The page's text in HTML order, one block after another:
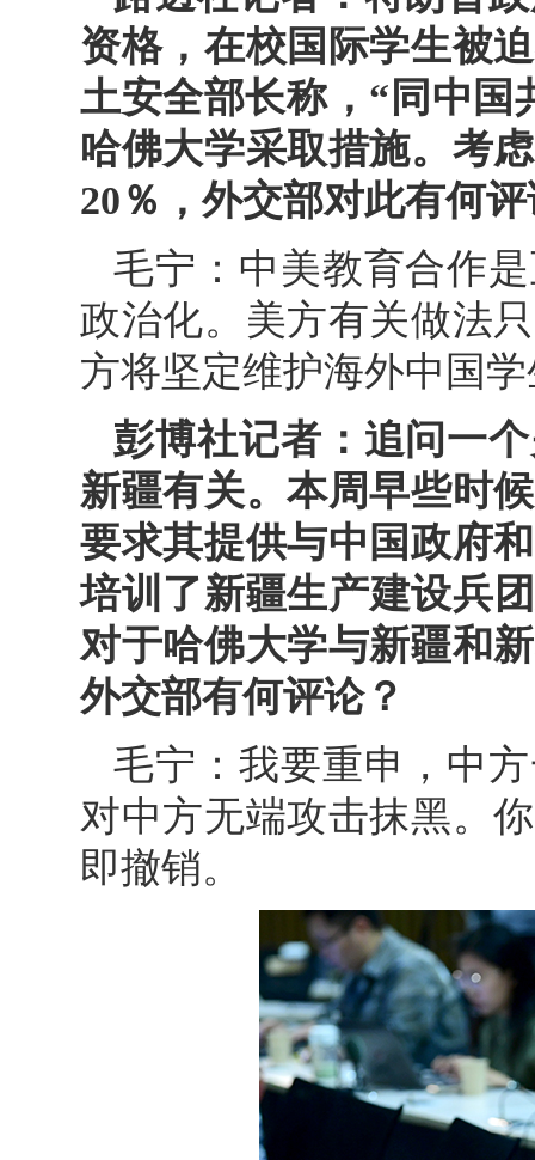
资格，在校国际学生被
土安全部长称，“同中国
哈佛大学采取措施。考
20％，外交部对此有何
毛宁：中美教育合作
政治化。美方有关做法
方将坚定维护海外中国
彭博社记者：追问一
新疆有关。本周早些时
要求其提供与中国政府
培训了新疆生产建设兵
对于哈佛大学与新疆和
外交部有何评论？
毛宁：我要重申，中
对中方无端攻击抹黑。
即撤销。